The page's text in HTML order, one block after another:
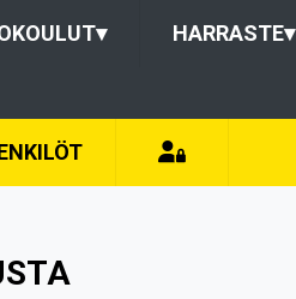
▾ HARRASTE▾